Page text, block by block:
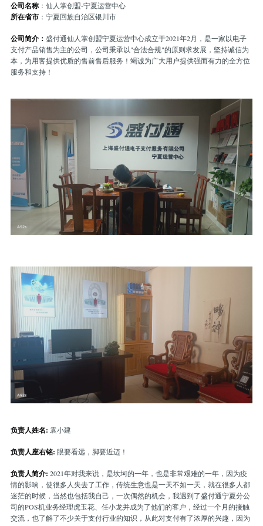
公司名称：仙人掌创盟-宁夏运营中心
所在省市：宁夏回族自治区银川市
公司简介： 盛付通仙人掌创盟宁夏运营中心成立于2021年2月，是一家以电子
支付产品销售为主的公司，公司秉承以"合法合规"的原则求发展，坚持诚信为
本，为用客提供优质的售前售后服务！竭诚为广大用户提供强而有力的全方位
服务和支持！
负责人姓名: 袁小建
负责人座右铭: 眼要看远，脚要近迈！
负责人简介: 2021年对我来说，是坎坷的一年，也是非常艰难的一年，因为疫
情的影响，使很多人失去了工作，传统生意也是一天不如一天，就在很多人都
迷茫的时候，当然也包括我自己，一次偶然的机会，我遇到了盛付通宁夏分公
司的POS机业务经理虎玉花、任小龙并成为了他们的客户，经过一个月的接触
交流，也了解了不少关于支付行业的知识，从此对支付有了浓厚的兴趣，因为